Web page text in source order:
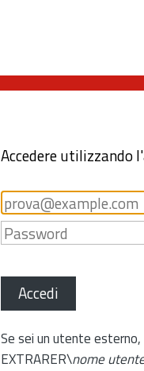
Accedere utilizzando
Accedi
Se sei un utente
EXTRARER\nome